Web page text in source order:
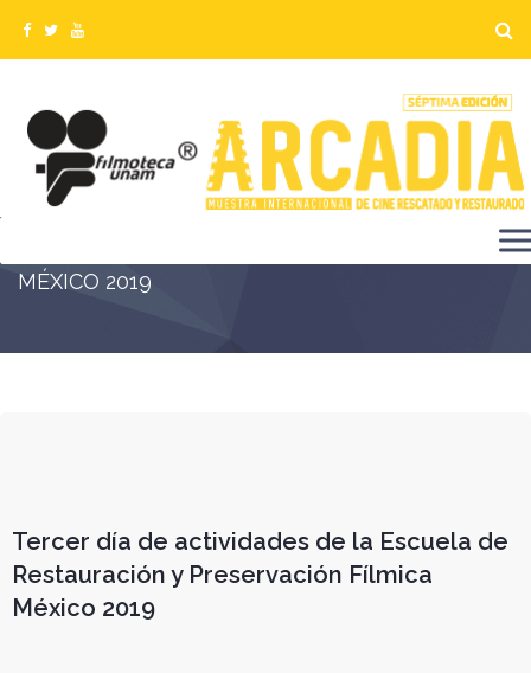
TERCER DÍA DE ACTIVIDADES DE LA ESCUELA
MÉXICO 2019
Tercer día de actividades de la Escuela de
Restauración y Preservación Fílmica
México 2019